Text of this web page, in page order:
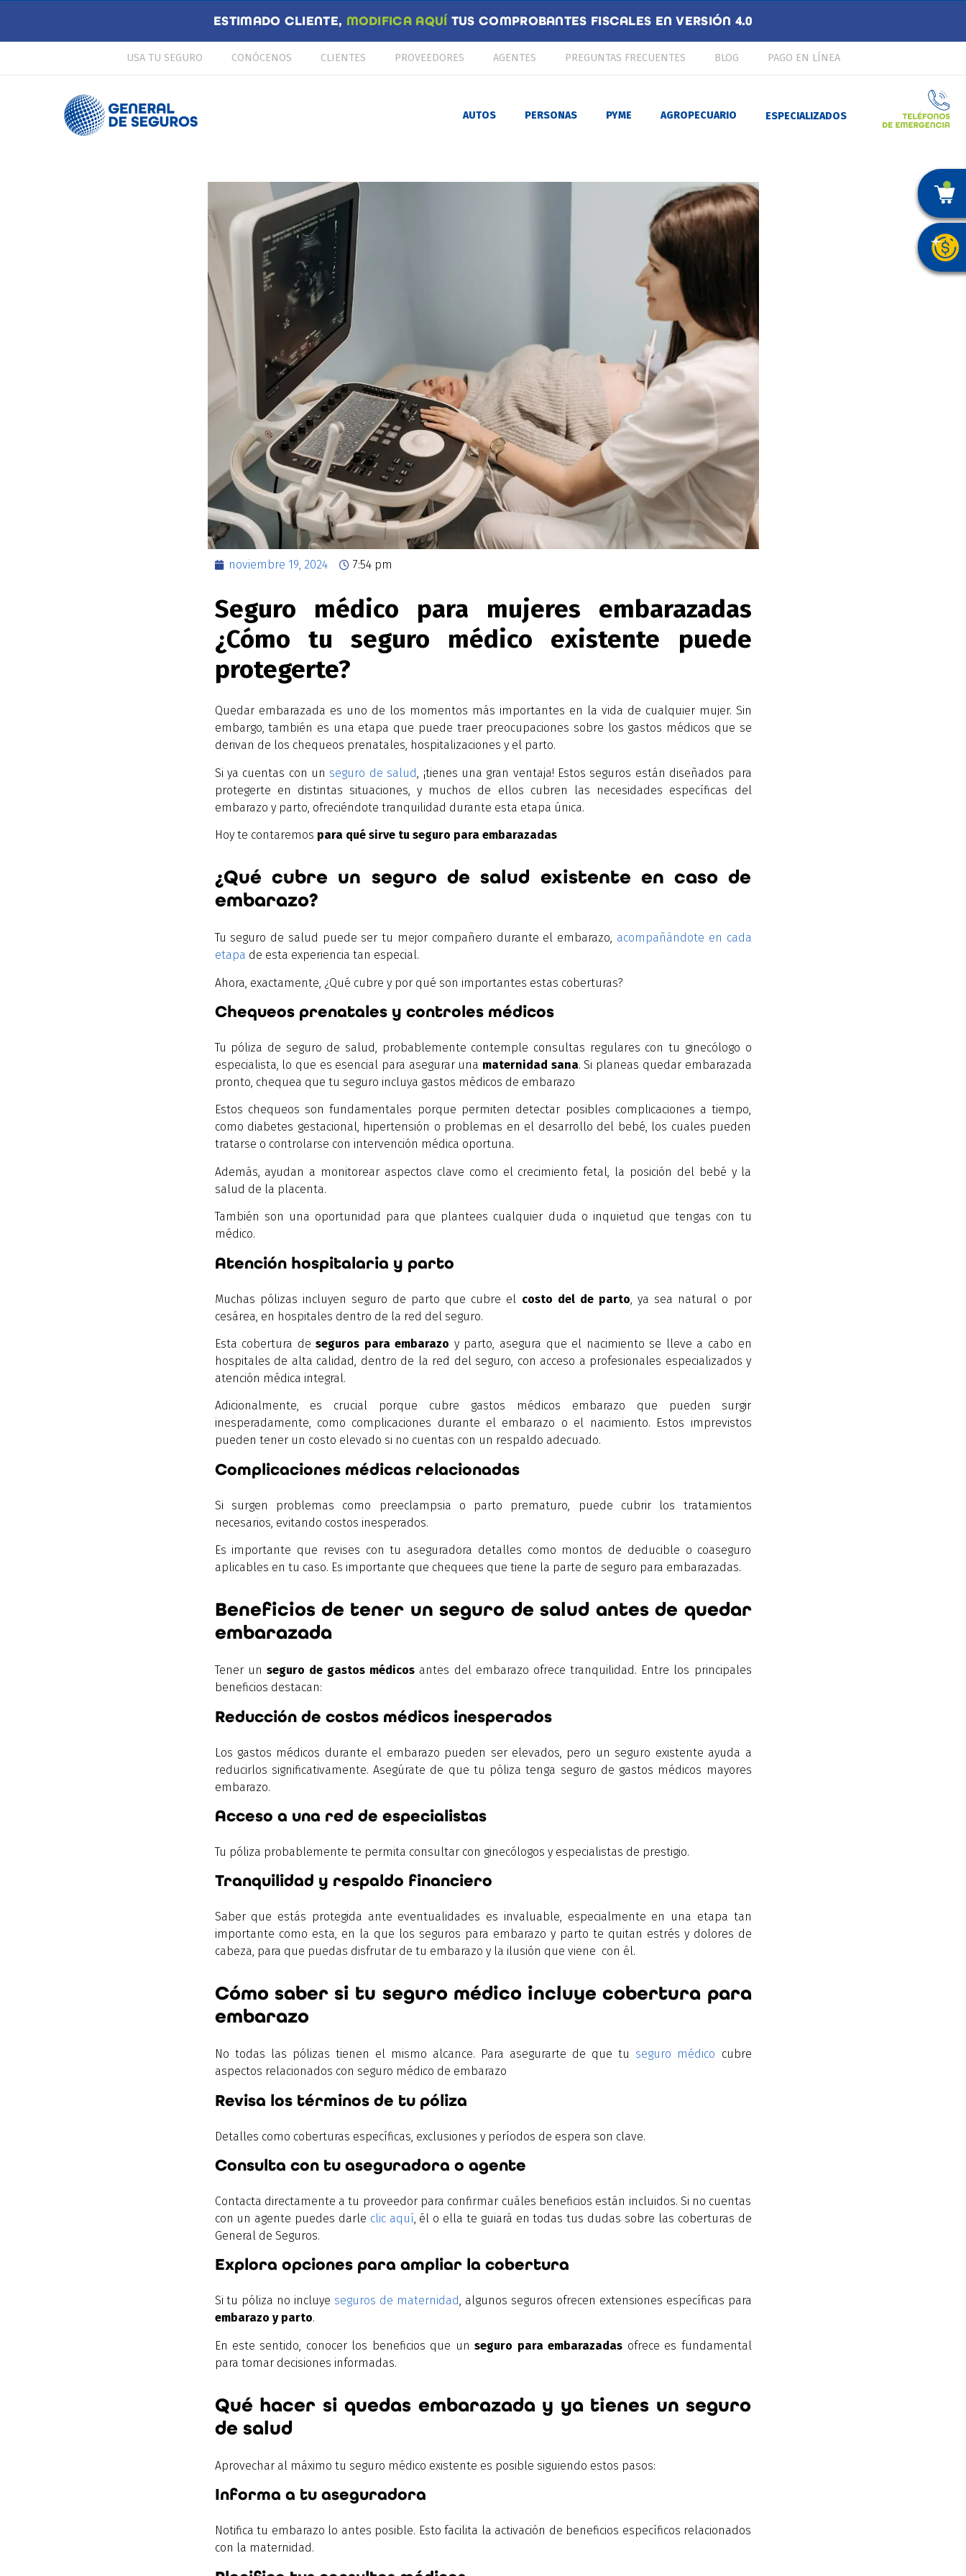
ESTIMADO CLIENTE, MODIFICA AQUÍ TUS COMPROBANTES FISCALES EN VERSIÓN 4.0
USA TU SEGURO CONÓCENOS CLIENTES PROVEEDORES AGENTES PREGUNTAS FRECUENTES BLOG PAGO EN LÍNEA
AUTOS PERSONAS PYME AGROPECUARIO ESPECIALIZADOS
noviembre 19, 2024 7:54 pm
Seguro médico para mujeres embarazadas
¿Cómo tu seguro médico existente puede
protegerte?
Quedar embarazada es uno de los momentos más importantes en la vida de cualquier mujer. Sin
embargo, también es una etapa que puede traer preocupaciones sobre los gastos médicos que se
derivan de los chequeos prenatales, hospitalizaciones y el parto.
Si ya cuentas con un seguro de salud, ¡tienes una gran ventaja! Estos seguros están diseñados para
protegerte en distintas situaciones, y muchos de ellos cubren las necesidades específicas del
embarazo y parto, ofreciéndote tranquilidad durante esta etapa única.
Hoy te contaremos para qué sirve tu seguro para embarazadas
¿Qué cubre un seguro de salud existente en caso de
embarazo?
Tu seguro de salud puede ser tu mejor compañero durante el embarazo, acompañándote en cada
etapa de esta experiencia tan especial.
Ahora, exactamente, ¿Qué cubre y por qué son importantes estas coberturas?
Chequeos prenatales y controles médicos
Tu póliza de seguro de salud, probablemente contemple consultas regulares con tu ginecólogo o
especialista, lo que es esencial para asegurar una maternidad sana. Si planeas quedar embarazada
pronto, chequea que tu seguro incluya gastos médicos de embarazo
Estos chequeos son fundamentales porque permiten detectar posibles complicaciones a tiempo,
como diabetes gestacional, hipertensión o problemas en el desarrollo del bebé, los cuales pueden
tratarse o controlarse con intervención médica oportuna.
Además, ayudan a monitorear aspectos clave como el crecimiento fetal, la posición del bebé y la
salud de la placenta.
También son una oportunidad para que plantees cualquier duda o inquietud que tengas con tu
médico.
Atención hospitalaria y parto
Muchas pólizas incluyen seguro de parto que cubre el costo del de parto , ya sea natural o por
cesárea, en hospitales dentro de la red del seguro.
Esta cobertura deseguros para embarazo y parto, asegura que el nacimiento se lleve a cabo en
hospitales de alta calidad, dentro de la red del seguro, con acceso a profesionales especializados y
atención médica integral.
Adicionalmente, es crucial porque cubre gastos médicos embarazo que pueden surgir
inesperadamente, como complicaciones durante el embarazo o el nacimiento. Estos imprevistos
pueden tener un costo elevado si no cuentas con un respaldo adecuado.
Complicaciones médicas relacionadas
Si surgen problemas como preeclampsia o parto prematuro, puede cubrir los tratamientos
necesarios, evitando costos inesperados.
Es importante que revises con tu aseguradora detalles como montos de deducible o coaseguro
aplicables en tu caso. Es importante que chequees que tiene la parte de seguro para embarazadas.
Beneficios de tener un seguro de salud antes de quedar
embarazada
Tener un seguro de gastos médicos antes del embarazo ofrece tranquilidad. Entre los principales
beneficios destacan:
Reducción de costos médicos inesperados
Los gastos médicos durante el embarazo pueden ser elevados, pero un seguro existente ayuda a
reducirlos significativamente. Asegúrate de que tu póliza tenga seguro de gastos médicos mayores
embarazo.
Acceso a una red de especialistas
Tu póliza probablemente te permita consultar con ginecólogos y especialistas de prestigio.
Tranquilidad y respaldo financiero
Saber que estás protegida ante eventualidades es invaluable, especialmente en una etapa tan
importante como esta, en la que los seguros para embarazo y parto te quitan estrés y dolores de
cabeza, para que puedas disfrutar de tu embarazo y la ilusión que viene con él.
Cómo saber si tu seguro médico incluye cobertura para
embarazo
No todas las pólizas tienen el mismo alcance. Para asegurarte de que tu seguro médico cubre
aspectos relacionados con seguro médico de embarazo
Revisa los términos de tu póliza
Detalles como coberturas específicas, exclusiones y períodos de espera son clave.
Consulta con tu aseguradora o agente
Contacta directamente a tu proveedor para confirmar cuáles beneficios están incluidos. Si no cuentas
con un agente puedes darle clic aquí, él o ella te guiará en todas tus dudas sobre las coberturas de
General de Seguros.
Explora opciones para ampliar la cobertura
Si tu póliza no incluye seguros de maternidad, algunos seguros ofrecen extensiones específicas para
embarazo y parto.
En este sentido, conocer los beneficios que unseguro para embarazadas ofrece es fundamental
para tomar decisiones informadas.
Qué hacer si quedas embarazada y ya tienes un seguro
de salud
Aprovechar al máximo tu seguro médico existente es posible siguiendo estos pasos:
Informa a tu aseguradora
Notifica tu embarazo lo antes posible. Esto facilita la activación de beneficios específicos relacionados
con la maternidad.